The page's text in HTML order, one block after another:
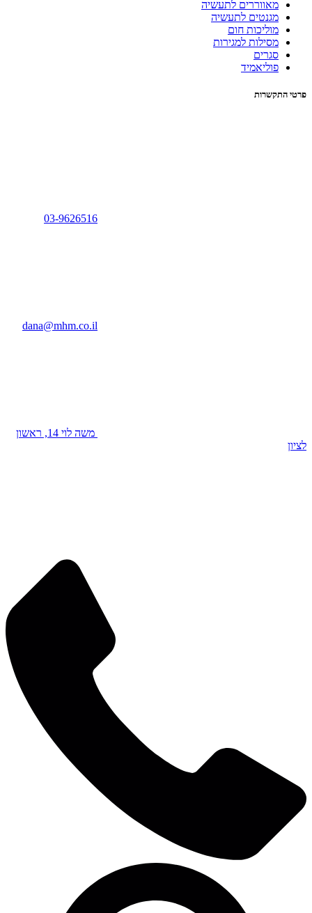
מאווררים לתעשיה
מגנטים לתעשיה
מוליכות חום
מסילות למגירות
סגרים
פוליאמיד
פרטי התקשרות
03-9626516
dana@mhm.co.il
משה לוי 14, ראשון
לציון